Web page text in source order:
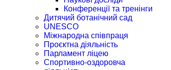
Конференції та тренінги
Дитячий ботанічний сад
UNESCO
Міжнародна співпраця
Проєктна діяльність
Парламент ліцею
Спортивно-оздоровча